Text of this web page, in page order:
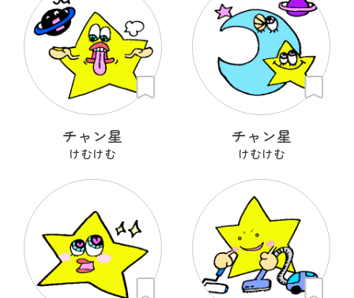
チャン星
けむけむ
チャン星
けむけむ